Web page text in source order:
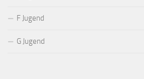
F Jugend
G Jugend